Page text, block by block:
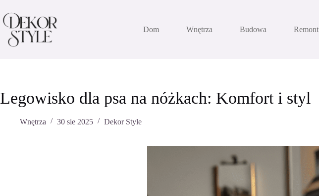
do
treści
Dom
Wnętrza Budowa Remont
Legowisko dla psa na nóżkach: Komfort i styl
Wnętrza 30 sie 2025 Dekor Style